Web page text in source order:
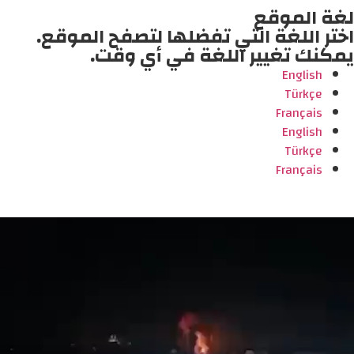
لغة الموقع
اختر اللغة التي تفضلها لتصفح الموقع.
يمكنك تغيير اللغة في أي وقت.
English
Türkçe
Français
English
Türkçe
Français